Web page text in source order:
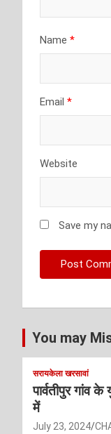
Name *
Email *
Website
Save my
You may
सरायकेला खरसावां
पार्वतीपुर गांव
में
July 23, 2024